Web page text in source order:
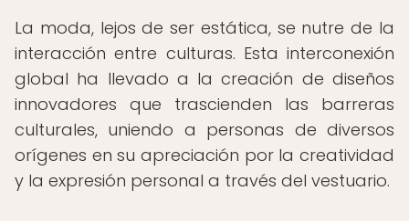
La moda, lejos de ser estática, se nutre de la
interacción entre culturas. Esta interconexión
global ha llevado a la creación de diseños
innovadores que trascienden las barreras
culturales, uniendo a personas de diversos
orígenes en su apreciación por la creatividad
y la expresión personal a través del vestuario.